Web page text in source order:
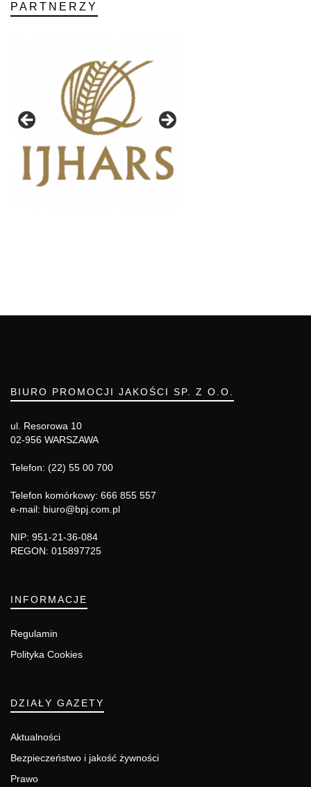
PARTNERZY
BIURO PROMOCJI JAKOŚCI SP. Z O.O.
ul. Resorowa 10
02-956 WARSZAWA
Telefon: (22) 55 00 700
Telefon komórkowy: 666 855 557
e-mail: biuro@bpj.com.pl
NIP: 951-21-36-084
REGON: 015897725
INFORMACJE
Regulamin
Polityka Cookies
DZIAŁY GAZETY
Aktualności
Bezpieczeństwo i jakość żywności
Prawo